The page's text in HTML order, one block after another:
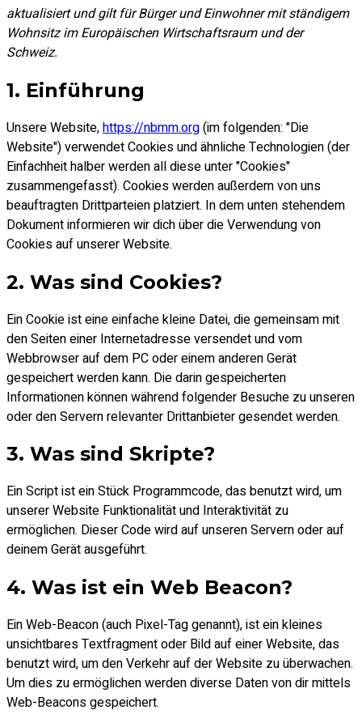
aktualisiert und gilt für Bürger und Einwohner mit ständigem
Wohnsitz im Europäischen Wirtschaftsraum und der
Schweiz.
1. Einführung
Unsere Website,https://nbmm.org(im folgenden: "Die
Website") verwendet Cookies und ähnliche Technologien (der
Einfachheit halber werden all diese unter "Cookies"
zusammengefasst). Cookies werden außerdem von uns
beauftragten Drittparteien platziert. In dem unten stehendem
Dokument informieren wir dich über die Verwendung von
Cookies auf unserer Website.
2. Was sind Cookies?
Ein Cookie ist eine einfache kleine Datei, die gemeinsam mit
den Seiten einer Internetadresse versendet und vom
Webbrowser auf dem PC oder einem anderen Gerät
gespeichert werden kann. Die darin gespeicherten
Informationen können während folgender Besuche zu unseren
oder den Servern relevanter Drittanbieter gesendet werden.
3. Was sind Skripte?
Ein Script ist ein Stück Programmcode, das benutzt wird, um
unserer Website Funktionalität und Interaktivität zu
ermöglichen. Dieser Code wird auf unseren Servern oder auf
deinem Gerät ausgeführt.
4. Was ist ein Web Beacon?
Ein Web-Beacon (auch Pixel-Tag genannt), ist ein kleines
unsichtbares Textfragment oder Bild auf einer Website, das
benutzt wird, um den Verkehr auf der Website zu überwachen.
Um dies zu ermöglichen werden diverse Daten von dir mittels
Web-Beacons gespeichert.